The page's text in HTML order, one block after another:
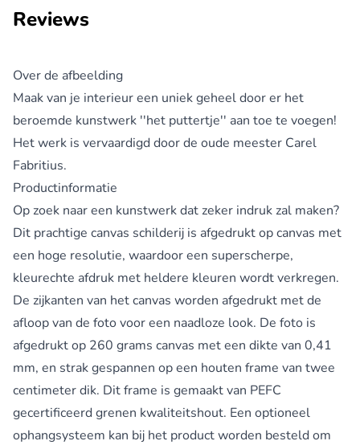
Reviews
Over de afbeelding
Maak van je interieur een uniek geheel door er het
beroemde kunstwerk ''het puttertje'' aan toe te voegen!
Het werk is vervaardigd door de oude meester Carel
Fabritius.
Productinformatie
Op zoek naar een kunstwerk dat zeker indruk zal maken?
Dit prachtige canvas schilderij is afgedrukt op canvas met
een hoge resolutie, waardoor een superscherpe,
kleurechte afdruk met heldere kleuren wordt verkregen.
De zijkanten van het canvas worden afgedrukt met de
afloop van de foto voor een naadloze look. De foto is
afgedrukt op 260 grams canvas met een dikte van 0,41
mm, en strak gespannen op een houten frame van twee
centimeter dik. Dit frame is gemaakt van PEFC
gecertificeerd grenen kwaliteitshout. Een optioneel
ophangsysteem kan bij het product worden besteld om